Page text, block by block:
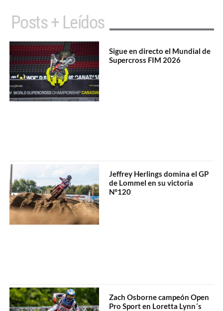
Posts + Leídos
Sigue en directo el Mundial de
Supercross FIM 2026
Jeffrey Herlings domina el GP
de Lommel en su victoria
N°120
Zach Osborne campeón Open
Pro Sport en Loretta Lynn´s